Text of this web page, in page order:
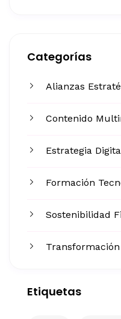
Categorías
Alianzas
Contenido
Estrategia
Formación
Sostenibilidad
Etiquetas